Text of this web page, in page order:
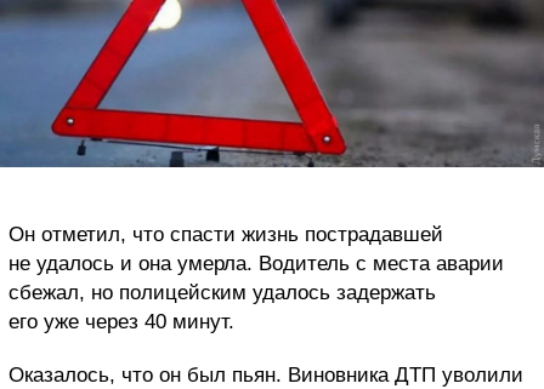
Он отметил, что спасти жизнь пострадавшей
не удалось и она умерла. Водитель с места аварии
сбежал, но полицейским удалось задержать
его уже через 40 минут.
Оказалось, что он был пьян. Виновника ДТП уволили